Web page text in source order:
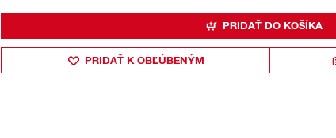
PRIDAŤ DO KOŠÍKA
PRIDAŤ K OBĽÚBENÝM